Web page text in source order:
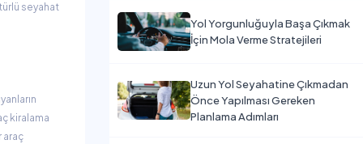
seyahat
kiralama
araç
Yol Yorgunluğuyla Başa Çıkmak
İçin Mola Verme Stratejileri
Uzun Yol Seyahatine Çıkmadan
Önce Yapılması Gereken
Planlama Adımları